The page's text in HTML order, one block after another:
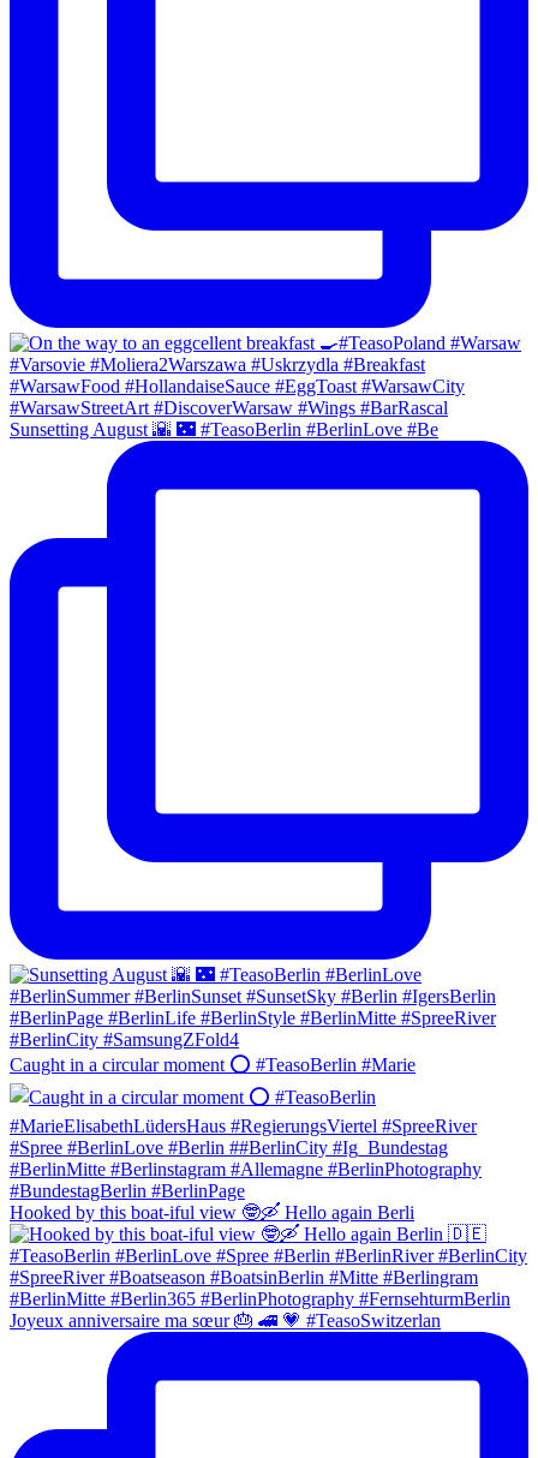
Sunsetting August 🌇 🌃 #TeasoBerlin #BerlinLove #Be
Caught in a circular moment ⭕️ #TeasoBerlin #Marie
Hooked by this boat-iful view 🤓🛶 Hello again Berli
Joyeux anniversaire ma sœur 🎂 🚄 💗 #TeasoSwitzerlan